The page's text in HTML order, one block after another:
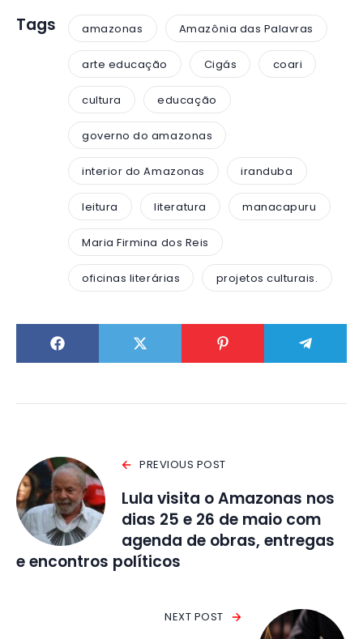
Tags amazonas Amazônia das Palavras
arte educação Cigás coari
cultura educação
governo do amazonas
interior do Amazonas iranduba
leitura literatura manacapuru
Maria Firmina dos Reis
oficinas literárias projetos culturais.
PREVIOUS POST
Lula visita o Amazonas nos
dias 25 e 26 de maio com
agenda de obras, entregas
e encontros políticos
NEXT POST